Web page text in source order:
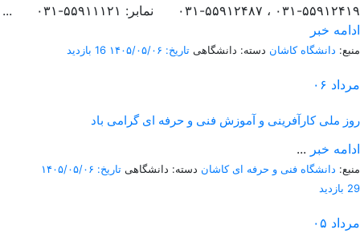
۵۵۹۱۲۴۱۹-۰۳۱ ، ۵۵۹۱۲۴۸۷-۰۳۱ نمابر: ۵۵۹۱۱۱۲۱-۰۳۱ ...
ادامه خبر
منبع: دانشگاه کاشان دسته: دانشگاهی تاریخ: ۱۴۰۵/۰۵/۰۶ 16 بازدید
۰۶ مرداد
روز ملی کارآفرینی و آموزش فنی و حرفه ای گرامی باد
... ادامه خبر
منبع: دانشگاه فنی و حرفه ای کاشان دسته: دانشگاهی تاریخ: ۱۴۰۵/۰۵/۰۶
29 بازدید
۰۵ مرداد